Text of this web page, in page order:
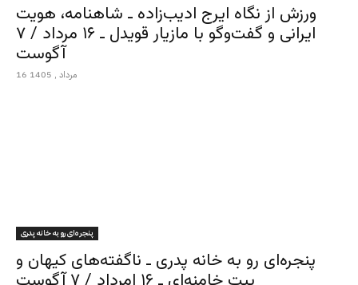
ورزش از نگاه ایرج ادیب‌زاده ـ شاهنامه، هویت
ایرانی و گفت‌وگو با مازیار قویدل ـ ۱۶ مرداد / ۷
آگوست
16 مرداد , 1405
پنجره‌ای رو به خانه پدری
پنجره‌ای رو به خانه پدری ـ ناگفته‌های کیهان و